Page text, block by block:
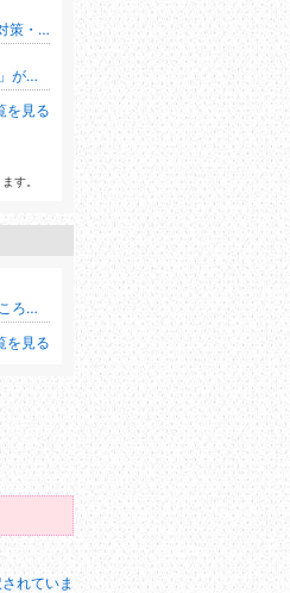
「なんでも相談室」…不動産経営・相続対策・介護・福祉問題に関する相談や心理カウンセラーとして全国展開中のよろずや稼業
【不登校・行き渋り】親子で過ごす「今」が、未来の自信につながる料理教室
を見る
す。
子育てコーチング協会（旧：子どものこころのコーチング協会）
を見る
れていま